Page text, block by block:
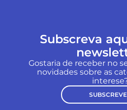
Subscreva
Gostaria de receber no
novidades sobre as